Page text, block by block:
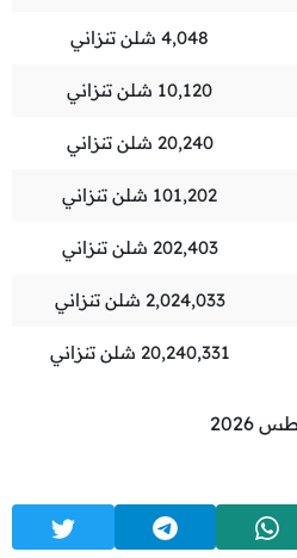
4,048 شلن تنزاني
10,120 شلن تنزاني
20,240 شلن تنزاني
101,202 شلن تنزاني
202,403 شلن تنزاني
2,024,033 شلن تنزاني
20,240,331 شلن تنزاني